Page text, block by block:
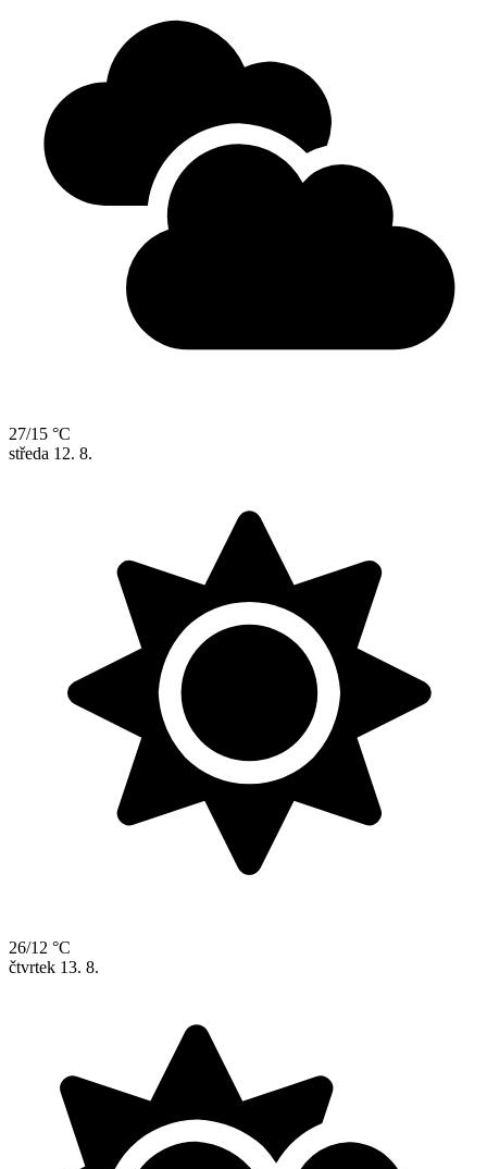
27/15 °C
středa 12. 8.
26/12 °C
čtvrtek 13. 8.